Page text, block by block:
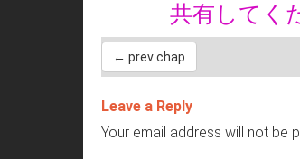
共有してく
← prev chap
Leave a Reply
Your email address will not be